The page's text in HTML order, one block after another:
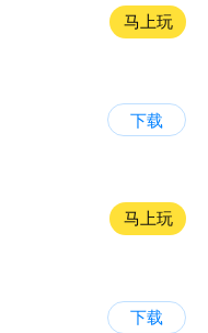
马上玩
下载
马上玩
下载